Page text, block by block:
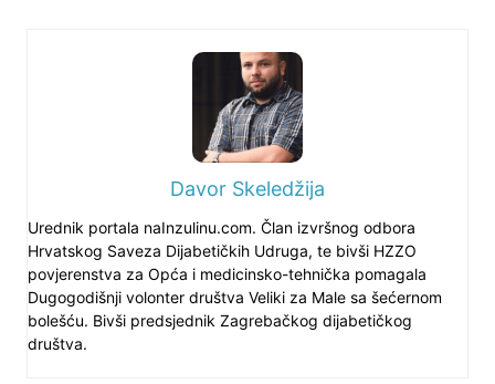
Davor Skeledžija
Urednik portala naInzulinu.com. Član izvršnog odbora
Hrvatskog Saveza Dijabetičkih Udruga, te bivši HZZO
povjerenstva za Opća i medicinsko-tehnička pomagala
Dugogodišnji volonter društva Veliki za Male sa šećernom
bolešću. Bivši predsjednik Zagrebačkog dijabetičkog
društva.